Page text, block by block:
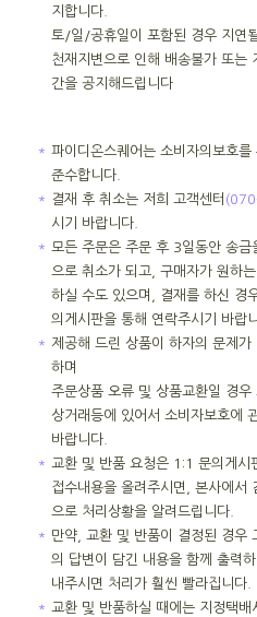
지합니다.
토/일/공휴일이 포함된 경우 지연
천재지변으로 인해 배송불가 또는
간을 공지해드립니다
＊ 파이디온스퀘어는 소비자의보호
준수합니다.
＊ 결재 후 취소는 저희 고객센터
시기 바랍니다.
＊ 모든 주문은 주문 후 3일동안 송금
으로 취소가 되고, 구매자가 원하
하실 수도 있으며, 결재를 하신 경
의게시판을 통해 연락주시기 바랍
＊ 제공해 드린 상품이 하자의 문제
하며
주문상품 오류 및 상품교환일 경
상거래등에 있어서 소비자보호에
바랍니다.
＊ 교환 및 반품 요청은 1:1 문의게
접수내용을 올려주시면, 본사에서
으로 처리상황을 알려드립니다.
＊ 만약, 교환 및 반품이 결정된 경우
의 답변이 담긴 내용을 함께 출력
내주시면 처리가 훨씬 빨라집니다.
＊ 교환 및 반품하실 때에는 지정택배